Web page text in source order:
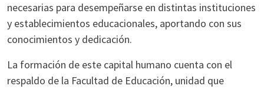
necesarias para desempeñarse en distintas instituciones
y establecimientos educacionales, aportando con sus
conocimientos y dedicación.
La formación de este capital humano cuenta con el
respaldo de la Facultad de Educación, unidad que